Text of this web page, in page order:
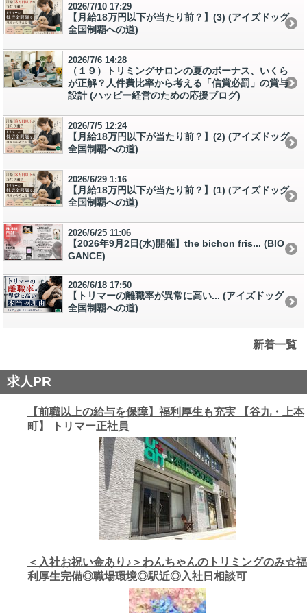
2026/7/10 17:29
【月給18万円以下が当たり前？】(3) (アイズドッグ
全国制覇への道)
2026/7/6 14:28
（１９）トリミングサロンの夏のボーナス、いくら
が正解？人件費比率から考える「信賞必罰」の賞与
設計 (ハッピー経営のための応援ブログ)
2026/7/5 12:24
【月給18万円以下が当たり前？】(2) (アイズドッグ
全国制覇への道)
2026/6/29 1:16
【月給18万円以下が当たり前？】(1) (アイズドッグ
全国制覇への道)
2026/6/25 11:06
【2026年9月2日(水)開催】the bichon fris... (BIO
GANCE)
2026/6/18 17:50
【トリマーの離職率が異常に高い... (アイズドッグ
全国制覇への道)
新着一覧
求人PR
【前職以上の給与を保障】福利厚生も充実 【谷九・上本
町】 トリマー正社員
＜入社お祝い金あり♪＞わんちゃんのトリミングのみ☆福
利厚生完備◎職場環境◎駅近◎入社日相談可